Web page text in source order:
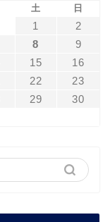
土 日
1
2
8
9
15
16
22
23
29
30